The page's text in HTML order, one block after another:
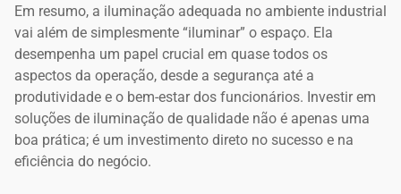
Em resumo, a iluminação adequada no ambiente industrial
vai além de simplesmente “iluminar” o espaço. Ela
desempenha um papel crucial em quase todos os
aspectos da operação, desde a segurança até a
produtividade e o bem-estar dos funcionários. Investir em
soluções de iluminação de qualidade não é apenas uma
boa prática; é um investimento direto no sucesso e na
eficiência do negócio.